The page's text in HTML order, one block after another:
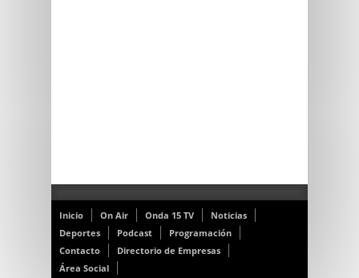
Inicio On Air Onda 15 TV
Noticias
Deportes
Podcast
Programación
Contacto
Directorio de Empresas
Área Social